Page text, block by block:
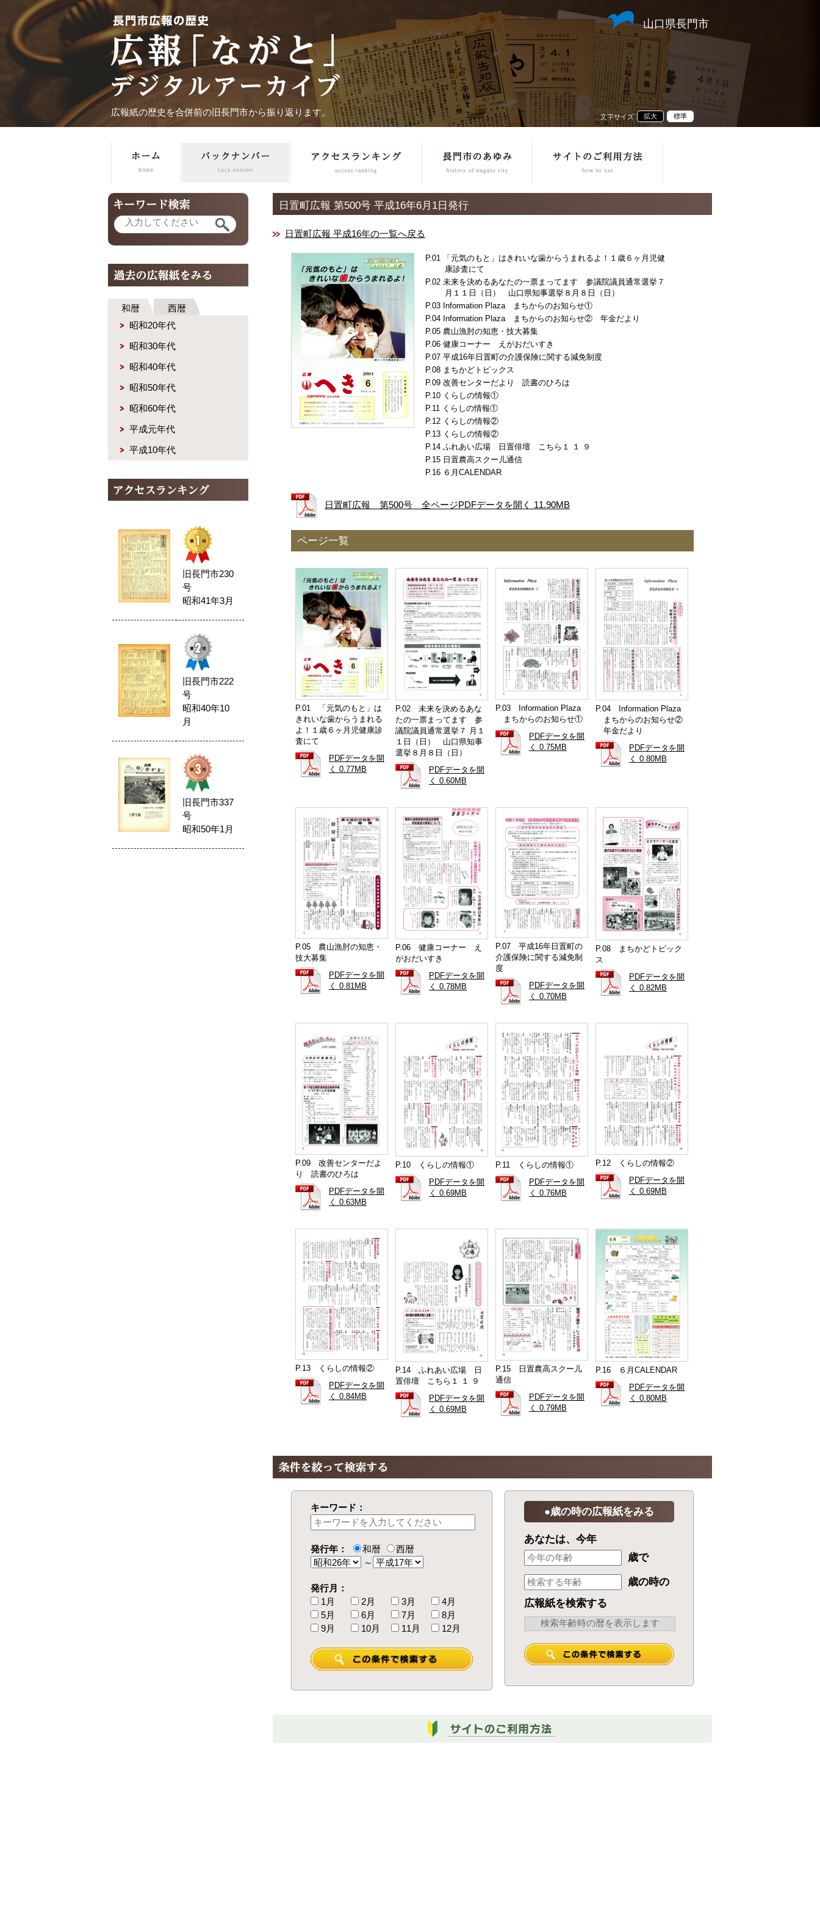
山口県長門市
広報紙の歴史を合併前の旧長門市から振り返ります。 Tweet 文字サイズ 標準
拡大
和暦
西暦
昭和20年代
昭和30年代
昭和40年代
昭和50年代
昭和60年代
平成元年代
平成10年代
旧長門市230
号
昭和41年3月
旧長門市222
号
昭和40年10
月
旧長門市337
号
昭和50年1月
日置町広報 第500号 平成16年6月1日発行
日置町広報 平成16年の一覧へ戻る
「元気のもと」はきれいな歯からうまれるよ！１歳６ヶ月児健
康診査にて
未来を決めるあなたの一票まってます 参議院議員通常選挙７
月１１日（日） 山口県知事選挙８月８日（日）
Information Plaza まちからのお知らせ①
Information Plaza まちからのお知らせ② 年金だより
農山漁肘の知恵・技大募集
健康コーナー えがおだいすき
平成16年日置町の介護保険に関する減免制度
まちかどトピックス
改善センターだより 読書のひろは
くらしの情報①
くらしの情報①
くらしの情報②
くらしの情報②
ふれあい広場 日置俳壇 こちら１ １ ９
日置農高スクー儿通信
６月CALENDAR
日置町広報 第500号 全ページPDFデータを開く 11.90MB
ページ一覧
P.01 「元気のもと」は
きれいな歯からうまれる
よ！１歳６ヶ月児健康診
査にて
PDFデータを開
く 0.77MB
P.02 未来を決めるあな
たの一票まってます 参
議院議員通常選挙７ 月１
１日（日） 山口県知事
選挙８月８日（日）
PDFデータを開
く 0.60MB
P.03 Information Plaza
まちからのお知らせ①
PDFデータを開
く 0.75MB
P.04 Information Plaza
まちからのお知らせ②
年金だより
PDFデータを開
く 0.80MB
P.05 農山漁肘の知恵・
技大募集
PDFデータを開
く 0.81MB
P.06 健康コーナー え
がおだいすき
PDFデータを開
く 0.78MB
P.07 平成16年日置町の
介護保険に関する減免制
度
PDFデータを開
く 0.70MB
P.08 まちかどトピック
ス
PDFデータを開
く 0.82MB
P.09 改善センターだよ
り 読書のひろは
PDFデータを開
く 0.63MB
P.10 くらしの情報①
PDFデータを開
く 0.69MB
P.11 くらしの情報①
PDFデータを開
く 0.76MB
P.12 くらしの情報②
PDFデータを開
く 0.69MB
P.13 くらしの情報②
PDFデータを開
く 0.84MB
P.14 ふれあい広場 日
置俳壇 こちら１ １ ９
PDFデータを開
く 0.69MB
P.15 日置農高スクー儿
通信
PDFデータを開
く 0.79MB
P.16 ６月CALENDAR
PDFデータを開
く 0.80MB
キーワード：
発行年： 和暦
西暦
～
発行月：
1月
2月 3月
4月
5月
6月 7月
8月
9月
10月 11月 12月
●歳の時の広報紙をみる
あなたは、今年
歳で
歳の時の
広報紙を検索する